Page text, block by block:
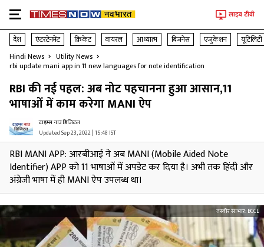
लाइव टीवी
देश एंटरटेनमेंट क्रिकेट वायरल आध्यात्म बिजनेस एजुकेशन
यूटिलिटी
Hindi News
Utility News
rbi update mani app in 11 new languages for note identification
RBI की नई पहल: अब नोट पहचानना हुआ आसान,11
भाषाओं में काम करेगा MANI ऐप
टाइम्स नाउ डिजिटल
Updated Sep 23, 2022 | 15:48 IST
RBI MANI APP: आरबीआई ने अब MANI (Mobile Aided Note
Identifier) APP को 11 भाषाओं में अपडेट कर दिया है। अभी तक हिंदी और
अंग्रेजी भाषा में ही MANI ऐप उपलब्ध था।
तस्वीर साभार:BCCL